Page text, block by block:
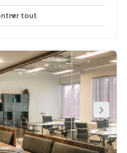
Espaces de détente
that overlook the Cathedral of
Gudula. The offices and
on the ground, second and the
to the Bajau.
tout